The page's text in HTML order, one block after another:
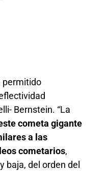
permitido
Bernstein. “La
cometa gigante
a las
cometarios,
baja, del orden del